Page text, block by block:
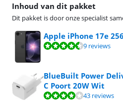
Inhoud van dit pakket
Dit pakket is door onze specialist
Apple iPhone 17e
Beoordeling is 8,9 van de 10, gebaseerd op
9 reviews
BlueBuilt Power
C Poort 20W Wit
Beoordeling is 7,5 van de 10, gebaseerd op
43 reviews